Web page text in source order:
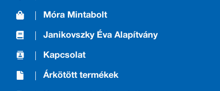
Móra Mintabolt
Janikovszky Éva Alapítvány
Kapcsolat
Árkötött termékek